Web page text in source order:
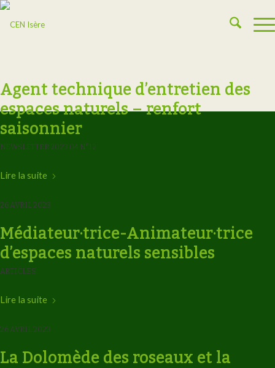
Agent technique d’entretien des
espaces naturels – renfort
saisonnier
NEWSLETTER 2023 04 N°12
Lire la suite
26 AVRIL 2023
Médiateur·trice-Animateur·trice
d’espaces naturels sensibles
ARTICLES
Lire la suite
26 AVRIL 2023
La Dolomède des roseaux et la